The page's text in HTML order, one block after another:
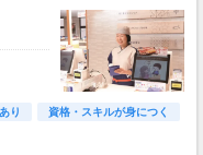
り
資格・スキルが身につく